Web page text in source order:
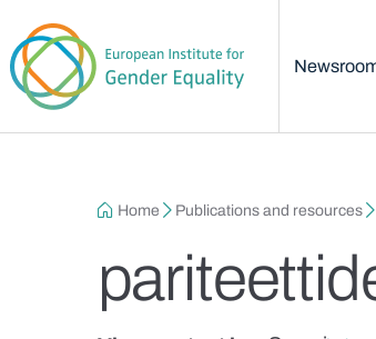
Breadcrumb
Home Publications and resources